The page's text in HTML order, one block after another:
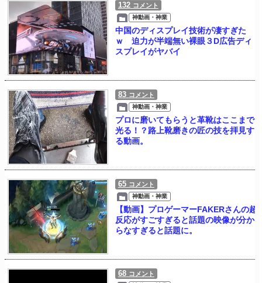
132 コメント
神動画・神業
中国のディスプレイ技術が凄すぎた
ｗ 迫力が半端無い裸眼３D広告ディ
スプレイがヤバイ
83 コメント
神動画・神業
プロに磨いてもらうと革靴はここまで
光る！？路上靴磨きの匠の技を拝見す
る動画。
65 コメント
神動画・神業
【動画】プロゲーマーFAKERさんの超
反応がすごすぎると話題の映像が分か
らなすぎると話題に。
68 コメント